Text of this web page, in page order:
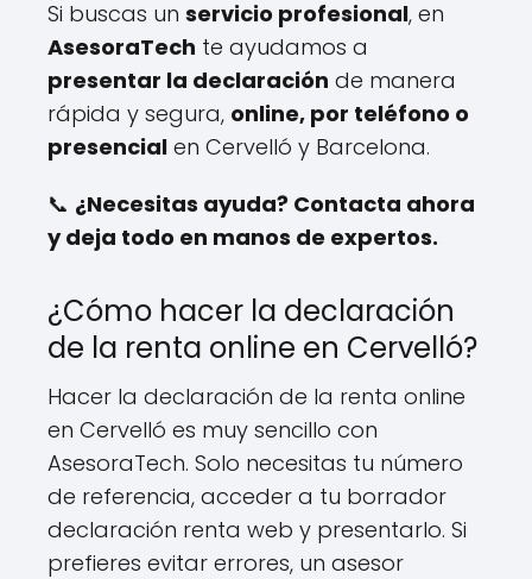
Si buscas un servicio profesional, en
AsesoraTech te ayudamos a
presentar la declaración de manera
rápida y segura, online, por teléfono o
presencial en Cervelló y Barcelona.
📞 ¿Necesitas ayuda? Contacta ahora
y deja todo en manos de expertos.
¿Cómo hacer la declaración
de la renta online en Cervelló?
Hacer la declaración de la renta online
en Cervelló es muy sencillo con
AsesoraTech. Solo necesitas tu número
de referencia, acceder a tu borrador
declaración renta web y presentarlo. Si
prefieres evitar errores, un asesor